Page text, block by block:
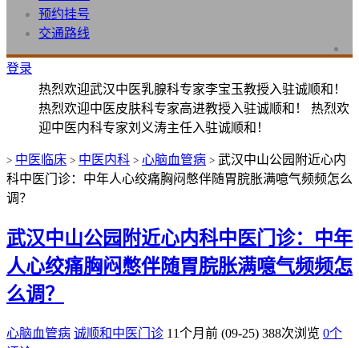
预约挂号
交通路线
登录
热烈欢迎武汉中医乳腺科专家李宝玉教授入驻诚顺和！
热烈欢迎中医皮肤科专家高进教授入驻诚顺和！ 热烈欢
迎中医内科专家刘义涛主任入驻诚顺和！
> 中医临床 > 中医内科 > 心脑血管病 > 武汉中山公园附近心内
科中医门诊：中年人心绞痛胸闷憋伴随胃脘胀满噫气频频怎么
调？
武汉中山公园附近心内科中医门诊：中年
人心绞痛胸闷憋伴随胃脘胀满噫气频频怎
么调？
心脑血管病 诚顺和中医门诊 11个月前 (09-25) 388次浏览 0个